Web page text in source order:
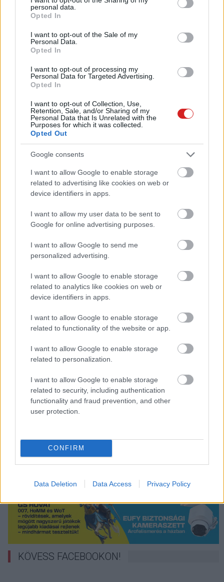
grant or deny consent to Google and its third-party tags to
use your data for below specified purposes in below Google
consent section.
personal data.
Opted In
I want to opt-out of the Sale of my
Personal Data.
Opted In
I want to opt-out of processing my
Personal Data for Targeted Advertising.
Opted In
I want to opt-out of Collection, Use,
Retention, Sale, and/or Sharing of my
Personal Data that Is Unrelated with the
Purposes for which it was collected.
Opted Out
Google consents
I want to allow Google to enable storage
related to advertising like cookies on web or
device identifiers in apps.
I want to allow my user data to be sent to
Google for online advertising purposes.
I want to allow Google to send me
personalized advertising.
I want to allow Google to enable storage
related to analytics like cookies on web or
device identifiers in apps.
I want to allow Google to enable storage
related to functionality of the website or app.
I want to allow Google to enable storage
related to personalization.
I want to allow Google to enable storage
related to security, including authentication
functionality and fraud prevention, and other
user protection.
CONFIRM
Data Deletion Data Access Privacy Policy
a Facebookot
99 nap Facebook nélkül
Tudomány| 2013.11.13 15:00
Tudományos módszerekkel
Minél többet Facebookozol, annál
nyomorultabb leszel
Életmód| 2013.08.17 07:30
A depresszió tünetei az
internetezési szokásokban
KÖVESS FACEBOOKON!